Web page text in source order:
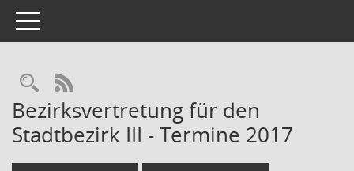
Toggle navigation
Rechercheauswahl
RSS-Feed
Bezirksvertretung für den
Stadtbezirk III - Termine 2017